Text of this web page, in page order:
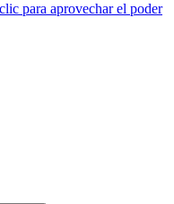
para aprovechar el poder